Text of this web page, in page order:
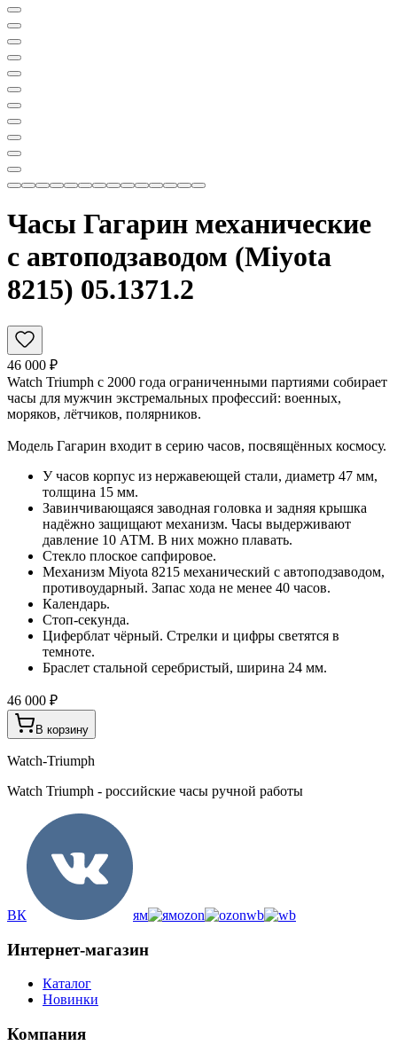
Часы Гагарин механические
с автоподзаводом (Miyota
8215) 05.1371.2
46 000 ₽
Watch Triumph с 2000 года ограниченными партиями собирает
часы для мужчин экстремальных профессий: военных,
моряков, лётчиков, полярников.
Модель Гагарин входит в серию часов, посвящённых космосу.
У часов корпус из нержавеющей стали, диаметр 47 мм,
толщина 15 мм.
Завинчивающаяся заводная головка и задняя крышка
надёжно защищают механизм. Часы выдерживают
давление 10 АТМ. В них можно плавать.
Стекло плоское сапфировое.
Механизм Miyota 8215 механический с автоподзаводом,
противоударный. Запас хода не менее 40 часов.
Календарь.
Стоп-секунда.
Циферблат чёрный. Стрелки и цифры светятся в
темноте.
Браслет стальной серебристый, ширина 24 мм.
46 000 ₽
В корзину
Watch-Triumph
Watch Triumph - российские часы ручной работы
ВК ям ozon wb
Интернет-магазин
Каталог
Новинки
Компания